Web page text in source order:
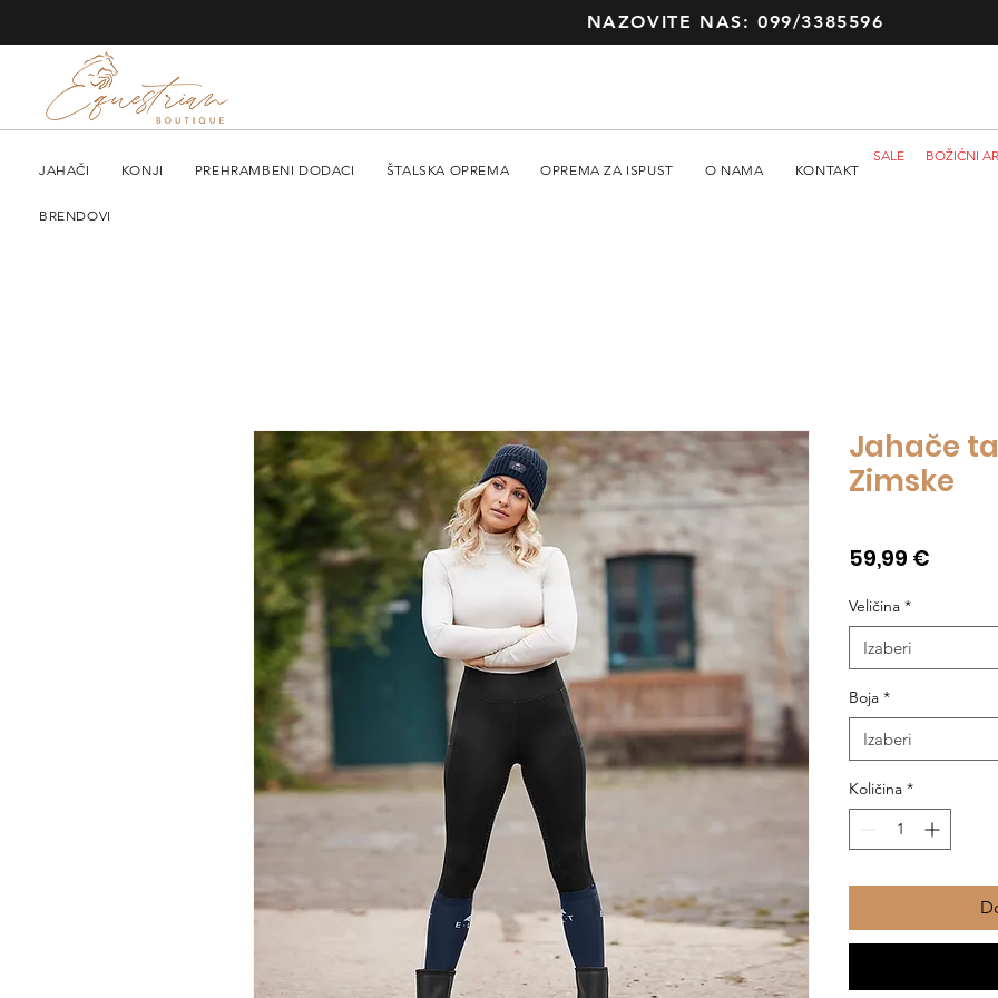
NAZOVITE NAS: 099/3385596
JAHAČI KONJI PREHRAMBENI DODACI ŠTALSKA OPREMA OPREMA ZA ISPUST O NAMA KONTAKT
BRENDOVI
SALE BOŽIĆNI
Jahače
Zimske
59,99 €
Veličina *
Izaberi
Boja *
Izaberi
Količina *